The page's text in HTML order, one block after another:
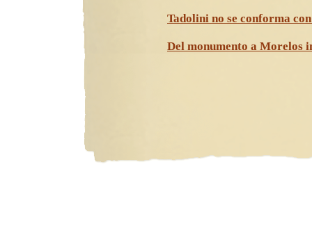
Tadolini no se conforma
Del monumento a Morelos